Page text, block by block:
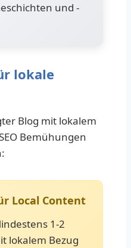
und -
lokale
Blog mit lokalem
Bemühungen
Local Content
1-2
lokalem Bezug